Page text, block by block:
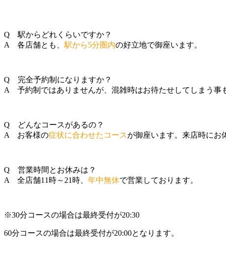
Q 駅からどれくらいですか？
A 各店舗とも、 駅から5分圏内の好立地で御座います。
Q 完全予約制になりますか？
A 予約制ではありませんが、混雑時はお待たせしてしまう事
Q どんなコースがあるの？
A お客様の症状に合わせたコースが御座います。来店時にお
Q 営業時間とお休みは？
A 全店舗11時～21時、 年中無休で営業しております。
※30分コースの場合は最終受付が20:30
60分コースの場合は最終受付が20:00となります。